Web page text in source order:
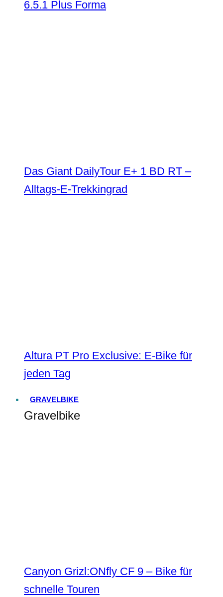
6.5.1 Plus Forma
Das Giant DailyTour E+ 1 BD RT –
Alltags-E-Trekkingrad
Altura PT Pro Exclusive: E-Bike für
jeden Tag
GRAVELBIKE
Gravelbike
Canyon Grizl:ONfly CF 9 – Bike für
schnelle Touren